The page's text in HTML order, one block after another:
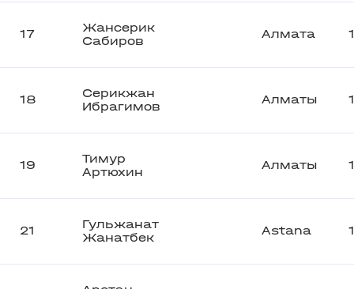
17
Жансерик
Сабиров
Алмата
18
Серикжан
Ибрагимов
Алматы
19
Тимур
Артюхин
Алматы
21
Гульжанат
Жанатбек
Astana